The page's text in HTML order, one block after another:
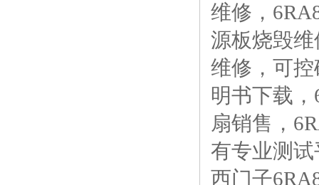
维修，
源板烧毁
维修，可
明书下载
扇销售，
有专业测
西门子